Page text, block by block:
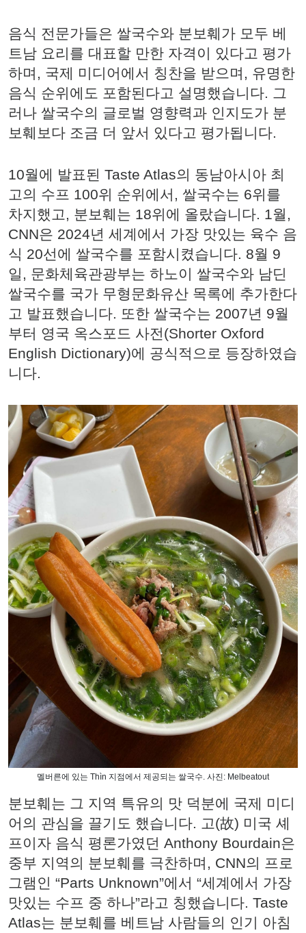
음식 전문가들은 쌀국수와 분보훼가 모두 베
트남 요리를 대표할 만한 자격이 있다고 평가
하며, 국제 미디어에서 칭찬을 받으며, 유명한
음식 순위에도 포함된다고 설명했습니다. 그
러나 쌀국수의 글로벌 영향력과 인지도가 분
보훼보다 조금 더 앞서 있다고 평가됩니다.
10월에 발표된 Taste Atlas의 동남아시아 최
고의 수프 100위 순위에서, 쌀국수는 6위를
차지했고, 분보훼는 18위에 올랐습니다. 1월,
CNN은 2024년 세계에서 가장 맛있는 육수 음
식 20선에 쌀국수를 포함시켰습니다. 8월 9
일, 문화체육관광부는 하노이 쌀국수와 남딘
쌀국수를 국가 무형문화유산 목록에 추가한다
고 발표했습니다. 또한 쌀국수는 2007년 9월
부터 영국 옥스포드 사전(Shorter Oxford
English Dictionary)에 공식적으로 등장하였습
니다.
멜버른에 있는 Thìn 지점에서 제공되는 쌀국수. 사진: Melbeatout
분보훼는 그 지역 특유의 맛 덕분에 국제 미디
어의 관심을 끌기도 했습니다. 고(故) 미국 셰
프이자 음식 평론가였던 Anthony Bourdain은
중부 지역의 분보훼를 극찬하며, CNN의 프로
그램인 “Parts Unknown”에서 “세계에서 가장
맛있는 수프 중 하나”라고 칭했습니다. Taste
Atlas는 분보훼를 베트남 사람들의 인기 아침